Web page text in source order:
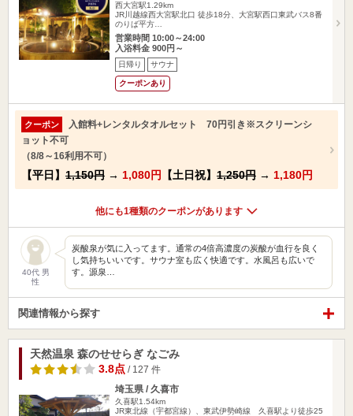
西大宮駅1.29km
JR川越線西大宮駅北口 徒歩18分、大宮駅西口東武バス8番
のりば平方…
営業時間 10:00～24:00
入浴料金 900円～
日帰り サウナ
クーポンあり
クーポン
入館料+レンタルタオルセット 70円引き※スクリーンシ
ョット不可
（8/8～16利用不可）
【平日】 1,150円 → 1,080円 【土日祝】 1,250円 → 1,180円
他にも1種類のクーポンがあります
40代 男
性
炭酸泉が気に入ってます。通常の4倍高濃度の炭酸が血行を良く
し気持ちいいです。サウナ室も広く快適です。水風呂も広いで
す。源泉…
関連情報から探す
天然温泉 森のせせらぎ なごみ
3.8点 / 127 件
埼玉県 / 久喜市
久喜駅1.54km
JR東北線（宇都宮線）、東武伊勢崎線 久喜駅より徒歩25